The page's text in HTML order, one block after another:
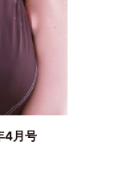
4月号